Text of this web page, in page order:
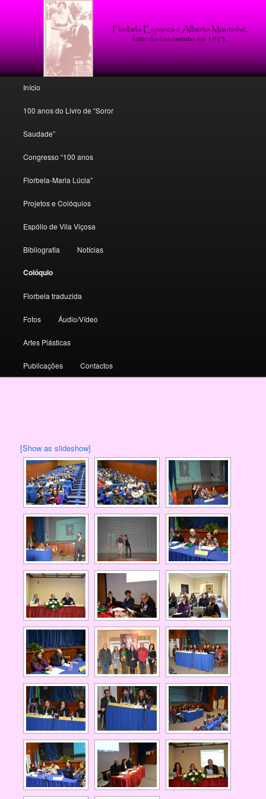
Florbela Espanca: o espólio de um
mito
Poesia, conto e crítica florbeliana
Saltar para o conteúdo primário
Saltar para o conteúdo secundário
Início
100 anos do Livro de “Soror
Saudade”
Congresso “100 anos
Florbela-Maria Lúcia”
Projetos e Colóquios
Espólio de Vila Viçosa
Bibliografia Notícias
Colóquio
Florbela traduzida
Fotos Áudio/Vídeo
Artes Plásticas
Publicações Contactos
[Show as slideshow]